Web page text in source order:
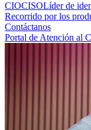
CIOCISOLíder de
Recorrido por los
Contáctanos
Portal de Atención al